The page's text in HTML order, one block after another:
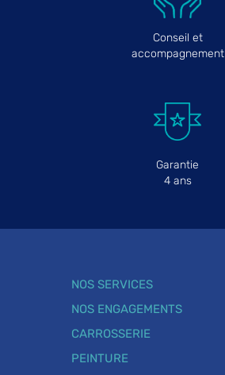
Conseil et
accompagnement
Garantie
4 ans
NOS SERVICES
NOS ENGAGEMENTS
CARROSSERIE
PEINTURE